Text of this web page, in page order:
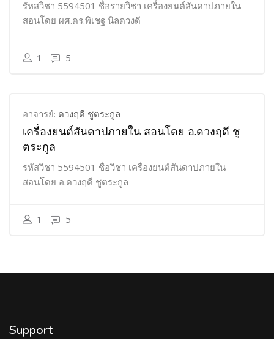
รัหสวิชา 5594501 ชื่อรายวิชา เครื่องยนต์สันดาปภายใน
สอนโดย ผศ.ดร.พิเชฐ นิลดวงดี
1 5
อาจารย์: ดวงฤดี ชูตระกูล
เครื่องยนต์สันดาปภายใน สอนโดย อ.ดวงฤดี ชู
ตระกูล
รหัสวิชา 5594501 ชื่อวิชา เครื่องยนต์สันดาปภายใน
สอนโดย อ.ดวงฤดี ชูตระกูล
1 5
Support